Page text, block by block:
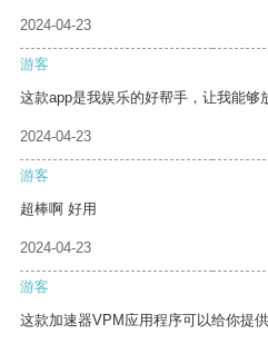
2024-04-23
游客
这款app是我娱乐的好帮手，让我能够
2024-04-23
游客
超棒啊 好用
2024-04-23
游客
这款加速器VPM应用程序可以给你提